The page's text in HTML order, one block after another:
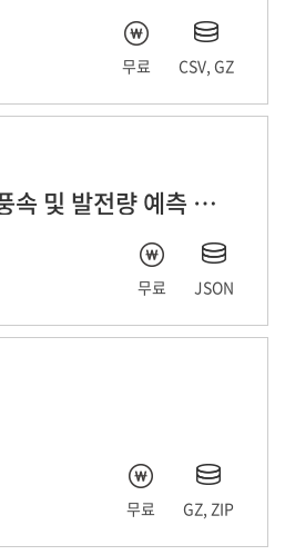
무료 CSV, GZ
풍력 발전단지 풍속 및 발전량 예측 자료
무료 JSON
무료 GZ, ZIP